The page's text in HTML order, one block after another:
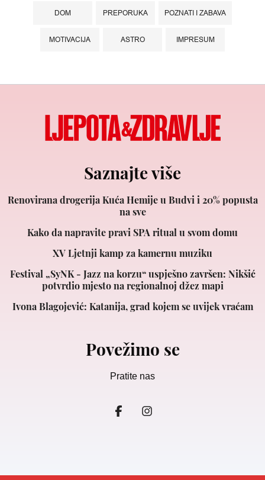
DOM PREPORUKA POZNATI I ZABAVA
MOTIVACIJA ASTRO IMPRESUM
Saznajte više
Renovirana drogerija Kuća Hemije u Budvi i 20% popusta
na sve
Kako da napravite pravi SPA ritual u svom domu
XV Ljetnji kamp za kamernu muziku
Festival „SyNK - Jazz na korzu“ uspješno završen: Nikšić
potvrdio mjesto na regionalnoj džez mapi
Ivona Blagojević: Katanija, grad kojem se uvijek vraćam
Povežimo se
Pratite nas